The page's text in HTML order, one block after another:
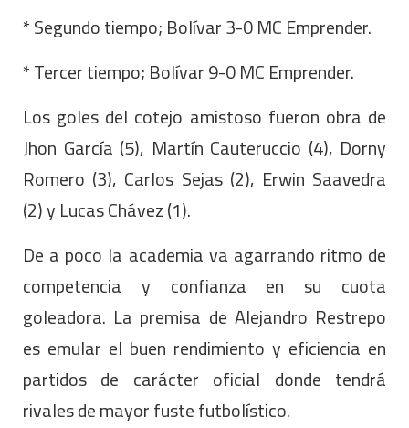
* Segundo tiempo; Bolívar 3-0 MC Emprender.
* Tercer tiempo; Bolívar 9-0 MC Emprender.
Los goles del cotejo amistoso fueron obra de
Jhon García (5), Martín Cauteruccio (4), Dorny
Romero (3), Carlos Sejas (2), Erwin Saavedra
(2) y Lucas Chávez (1).
De a poco la academia va agarrando ritmo de
competencia y confianza en su cuota
goleadora. La premisa de Alejandro Restrepo
es emular el buen rendimiento y eficiencia en
partidos de carácter oficial donde tendrá
rivales de mayor fuste futbolístico.